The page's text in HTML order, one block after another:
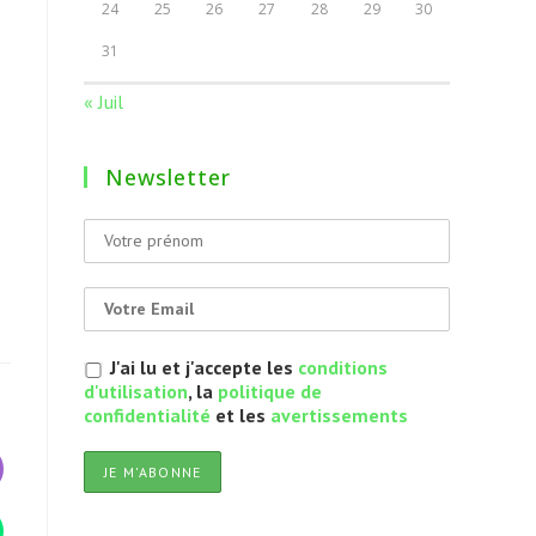
24 25 26 27 28 29 30
31
« Juil
Newsletter
J'ai lu et j'accepte les conditions
d'utilisation, la politique de
confidentialité et les avertissements